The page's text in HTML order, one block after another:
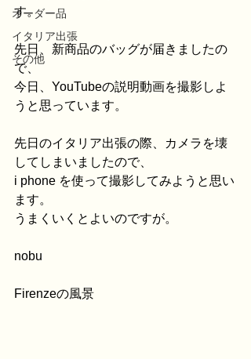
オーダー品
イタリア出張
その他
す。
先日、新商品のバッグが届きましたの
で、
今日、YouTubeの説明動画を撮影しよ
うと思っています。
先日のイタリア出張の際、カメラを壊
してしまいましたので、
i phone を使って撮影してみようと思い
ます。
うまくいくとよいのですが。
nobu
Firenzeの風景